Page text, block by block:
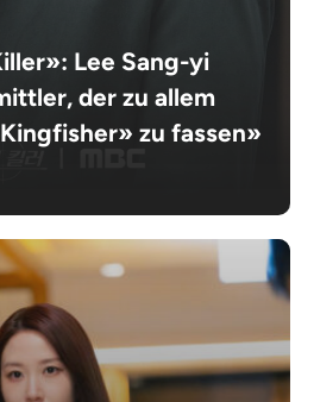
Lee Sang-yi
der zu allem
zu fassen»